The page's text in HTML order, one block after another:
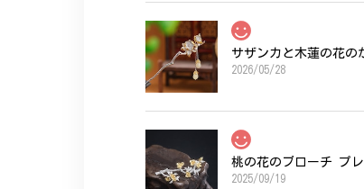
サザンカと木蓮の花
2026/05/28
桃の花のブローチ プ
2025/09/19